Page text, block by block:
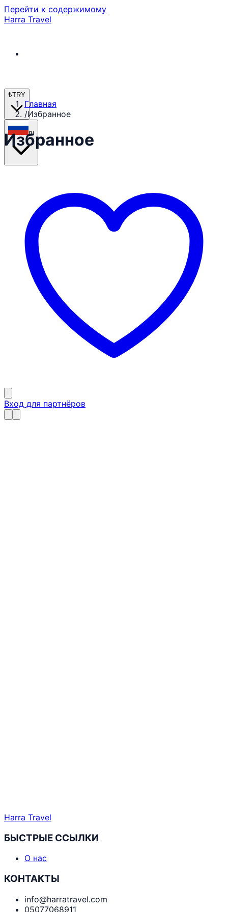
Перейти к содержимому
Harra Travel
₺TRY
ru
Вход для партнёров
Главная
/Избранное
Избранное
Harra Travel
БЫСТРЫЕ ССЫЛКИ
О нас
КОНТАКТЫ
info@harratravel.com
05077068911